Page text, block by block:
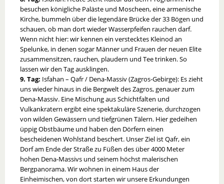
besuchen königliche Paläste und Moscheen, eine armenische
Kirche, bummeln über die legendäre Brücke der 33 Bögen und
schauen, ob man dort wieder Wasserpfeifen rauchen darf.
Wenn nicht hier: wir kennen ein verstecktes Kleinod an
Spelunke, in denen sogar Männer und Frauen der neuen Elite
zusammensitzen, rauchen, plaudern und Tee trinken. So
lassen wir den Tag ausklingen.
9. Tag: Isfahan – Qafr / Dena-Massiv (Zagros-Gebirge): Es zieht
uns wieder hinaus in die Bergwelt des Zagros, genauer zum
Dena-Massiv. Eine Mischung aus Schichtfalten und
Vulkankratern ergibt eine spektakuläre Szenerie, durchzogen
von wilden Gewässern und tiefgrünen Tälern. Hier gedeihen
üppig Obstbäume und haben den Dörfern einen
bescheidenen Wohlstand beschert. Unser Ziel ist Qafr, ein
Dorf am Ende der Straße zu Füßen des über 4000 Meter
hohen Dena-Massivs und seinem höchst malerischen
Bergpanorama. Wir wohnen in einem Haus der
Einheimischen, von dort starten wir unsere Erkundungen